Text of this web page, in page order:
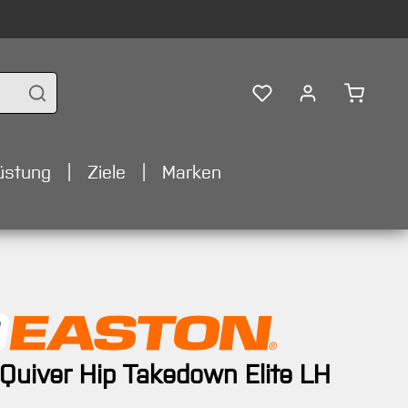
Ziele
Marken
Hip Takedown Elite LH